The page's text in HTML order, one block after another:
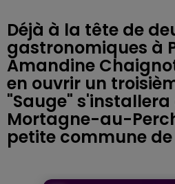
Déjà à la tête de
gastronomiques à
Amandine
en ouvrir un
"Sauge"
Mortagne-au-
petite commune de